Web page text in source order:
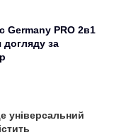
Germany PRO 2в1
за
універсальний